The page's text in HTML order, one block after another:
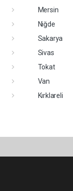
Mersin
Niğde
Sakarya
Sivas
Tokat
Van
Kırklareli